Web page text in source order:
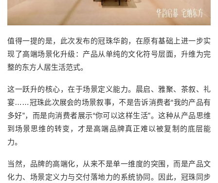
值得一提的是，此次发布的冠珠华韵，在原有基础上进一步实
现了高端场景化升级：产品从单纯的文化符号层面，升维为完
整的东方人居生活范式。
这一跃升的核心，在于场景定义能力。晨启、雅聚、茶叙、礼
宴……冠珠此次展会的场景叙事，不是告诉消费者“我的产品有
多好”，而是向消费者展示“你可以这样生活”。这种从产品思维
到场景思维的转变，才是高端品牌真正难以被复制的底层能
力。
当然，品牌的高端化，从来不是单一维度的突围，而是产品文
化力、场景定义力与交付落地力的系统协同。因此，冠珠同步